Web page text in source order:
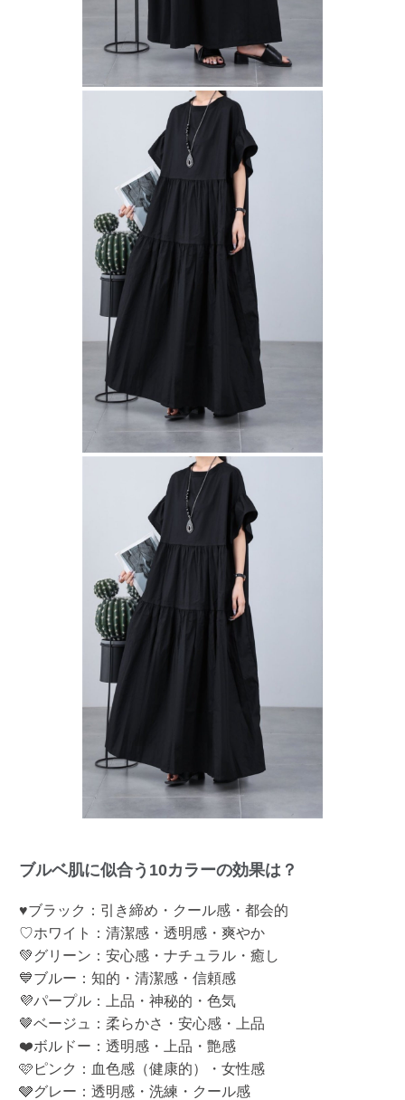
ブルベ肌に似合う10カラーの効果は？
♥ブラック：引き締め・クール感・都会的
♡ホワイト：清潔感・透明感・爽やか
💚グリーン：安心感・ナチュラル・癒し
💙ブルー：知的・清潔感・信頼感
💜パープル：上品・神秘的・色気
🤎ベージュ：柔らかさ・安心感・上品
❤️ボルドー：透明感・上品・艶感
🩷ピンク：血色感（健康的）・女性感
🩶グレー：透明感・洗練・クール感